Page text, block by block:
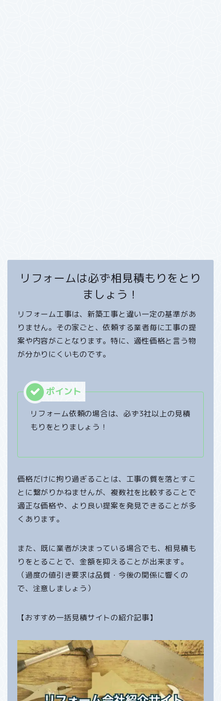
リフォームは必ず相見積もりをとり
ましょう！
リフォーム工事は、新築工事と違い一定の基準があ
りません。その家ごと、依頼する業者毎に工事の提
案や内容がことなります。特に、適性価格と言う物
が分かりにくいものです。
リフォーム依頼の場合は、必ず3社以上の見積
もりをとりましょう！
価格だけに拘り過ぎることは、工事の質を落とすこ
とに繋がりかねませんが、複数社を比較することで
適正な価格や、より良い提案を発見できることが多
くあります。
また、既に業者が決まっている場合でも、相見積も
りをとることで、金額を抑えることが出来ます。
（過度の値引き要求は品質・今後の関係に響くの
で、注意しましょう）
【おすすめ一括見積サイトの紹介記事】